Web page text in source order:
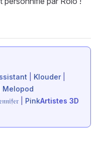
Klouder|
Melopod
PinkArtistes 3D